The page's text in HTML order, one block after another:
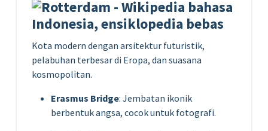
Kota modern dengan arsitektur futuristik,
pelabuhan terbesar di Eropa, dan suasana
kosmopolitan.
Erasmus Bridge: Jembatan ikonik
berbentuk angsa, cocok untuk fotografi.